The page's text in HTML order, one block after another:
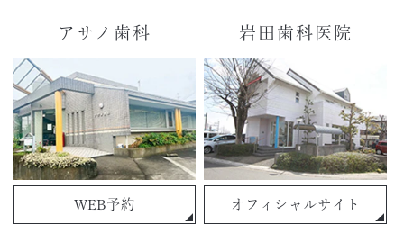
アサノ歯科
WEB予約
岩田歯科医院
オフィシャルサイト